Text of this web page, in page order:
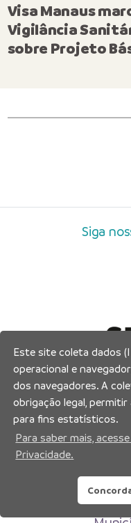
Visa Manaus
Vigilância
sobre Projeto
Siga
Prefeitura
Este site coleta dados
operacional e
dos navegadores. A
obrigação legal,
para fins estatísticos.
Para saber mais,
Privacidade.